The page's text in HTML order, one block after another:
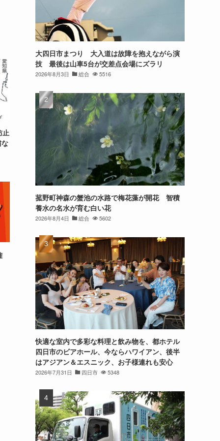
止
大四日市まつり 大入道は故障を抱えながら演
技 最後は山車5台が交差点会場にズラリ
2026年8月3日 総合 5516
菰野町神森の蟹池の水路で梅花藻が開花 智積
養水の名水が育む白い花
2026年8月4日 総合 5602
快適な室内で多彩な料理と飲み物を、都ホテル
四日市のビアホール、今ならハワイアン、後半
はアジアン＆エスニック、お子様連れも安心
2026年7月31日 四日市 5348